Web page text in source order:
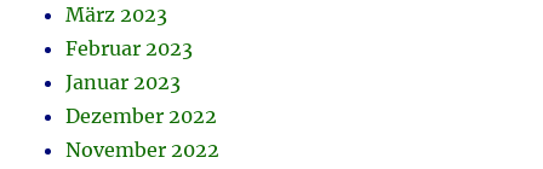
März 2023
Februar 2023
Januar 2023
Dezember 2022
November 2022